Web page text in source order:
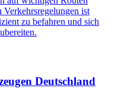
Verkehrsregelungen ist
zu befahren und sich
Deutschland